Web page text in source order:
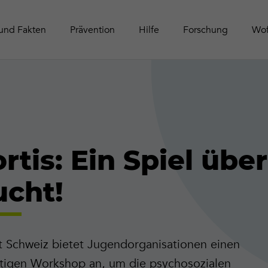
Fakten Online-Aktivitäten
Prävention
Hilfe Forschung
Zeitschrift Contact
Ein Spiel über
Schweiz bietet Jugendorganisationen einen
Workshop an, um die psychosozialen